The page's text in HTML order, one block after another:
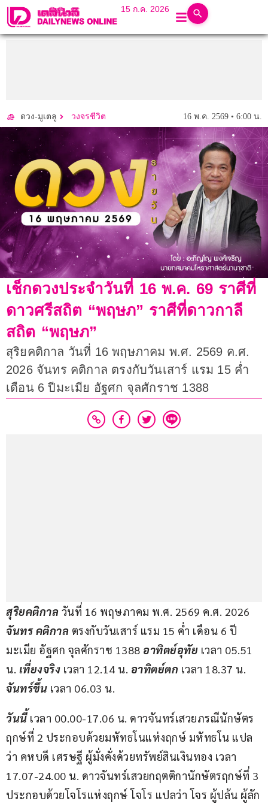
15 ก.ค. 2026
ดวง-มูเตลู วงจรชีวิต 16 พ.ค. 2569 • 6:00 น.
เช็กดวงประจำวันที่ 16 พ.ค. 69 ราศีที่
ดาวศรีสถิต “พฤษภ” ราศีที่ดาวกาลี
สถิต “พฤษภ”
สุริยคติกาล วันที่ 16 พฤษภาคม พ.ศ. 2569 ค.ศ.
2026 จันทร คติกาล ตรงกับวันเสาร์ แรม 15 ค่ำ
เดือน 6 ปีมะเมีย อัฐศก จุลศักราช 1388
สุริยคติกาล วันที่ 16 พฤษภาคม พ.ศ. 2569 ค.ศ. 2026
จันทร คติกาล ตรงกับวันเสาร์ แรม 15 ค่ำ เดือน 6 ปี
มะเมีย อัฐศก จุลศักราช 1388 อาทิตย์อุทัย เวลา 05.51
น. เที่ยงจริง เวลา 12.14 น. อาทิตย์ตก เวลา 18.37 น.
จันทร์ขึ้น เวลา 06.03 น.
วันนี้ เวลา 00.00-17.06 น. ดาวจันทร์เสวยภรณีนักษัตร
ฤกษ์ที่ 2 ประกอบด้วยมหัทธโนแห่งฤกษ์ มหัทธโน แปล
ว่า คหบดี เศรษฐี ผู้มั่งคั่งด้วยทรัพย์สินเงินทอง เวลา
17.07-24.00 น. ดาวจันทร์เสวยกฤตติกานักษัตรฤกษ์ที่ 3
ประกอบด้วยโจโรแห่งฤกษ์ โจโร แปลว่า โจร ผู้ปล้น ผู้ลัก